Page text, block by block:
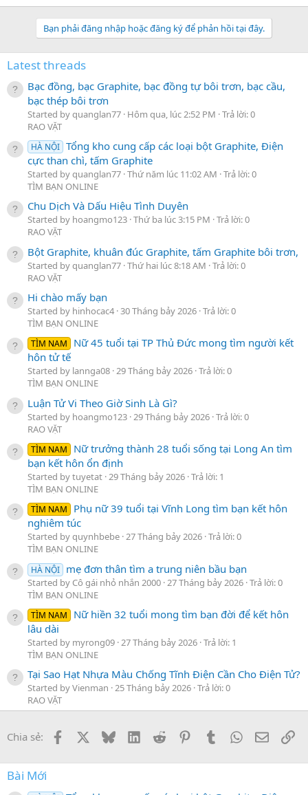
Bạn phải đăng nhập hoặc đăng ký để phản hồi tại đây.
Latest threads
Bạc đồng, bạc Graphite, bạc đồng tự bôi trơn, bạc cầu,
bạc thép bôi trơn
Started by quanglan77 Hôm qua, lúc 2:52 PM Trả lời: 0
RAO VẶT
HÀ NỘI Tổng kho cung cấp các loại bột Graphite, Điện
cực than chì, tấm Graphite
Started by quanglan77 Thứ năm lúc 11:02 AM Trả lời: 0
TÌM BẠN ONLINE
Chu Dịch Và Dấu Hiệu Tình Duyên
Started by hoangmo123 Thứ ba lúc 3:15 PM Trả lời: 0
RAO VẶT
Bột Graphite, khuân đúc Graphite, tấm Graphite bôi trơn,
Started by quanglan77 Thứ hai lúc 8:18 AM Trả lời: 0
RAO VẶT
Hi chào mấy bạn
Started by hinhocac4 30 Tháng bảy 2026 Trả lời: 0
TÌM BẠN ONLINE
TÌM NAM
Nữ 45 tuổi tại TP Thủ Đức mong tìm người kết
hôn tử tế
Started by lannga08 29 Tháng bảy 2026 Trả lời: 0
TÌM BẠN ONLINE
Luận Tử Vi Theo Giờ Sinh Là Gì?
Started by hoangmo123 29 Tháng bảy 2026 Trả lời: 0
RAO VẶT
TÌM NAM
Nữ trưởng thành 28 tuổi sống tại Long An tìm
bạn kết hôn ổn định
Started by tuyetat 29 Tháng bảy 2026 Trả lời: 1
TÌM BẠN ONLINE
TÌM NAM
Phụ nữ 39 tuổi tại Vĩnh Long tìm bạn kết hôn
nghiêm túc
Started by quynhbebe 27 Tháng bảy 2026 Trả lời: 0
TÌM BẠN ONLINE
HÀ NỘI mẹ đơn thân tìm a trung niên bầu bạn
Started by Cô gái nhỏ nhắn 2000 27 Tháng bảy 2026 Trả lời: 0
TÌM BẠN ONLINE
TÌM NAM
Nữ hiền 32 tuổi mong tìm bạn đời để kết hôn
lâu dài
Started by myrong09 27 Tháng bảy 2026 Trả lời: 1
TÌM BẠN ONLINE
Tại Sao Hạt Nhựa Màu Chống Tĩnh Điện Cần Cho Điện Tử?
Started by Vienman 25 Tháng bảy 2026 Trả lời: 0
RAO VẶT
Chia sẻ: Facebook BlueskyLinkedInReddit PinterestTumblrWhatsApp
Email
Bài Mới